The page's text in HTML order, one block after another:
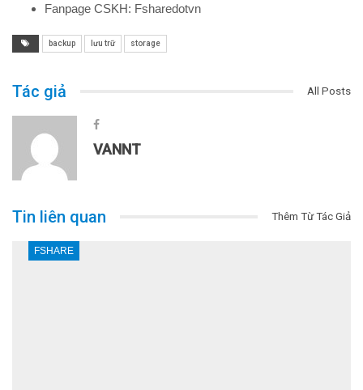
Fanpage CSKH: Fsharedotvn
backup lưu trữ storage
Tác giả All Posts
VANNT
Tin liên quan Thêm Từ Tác Giả
FSHARE